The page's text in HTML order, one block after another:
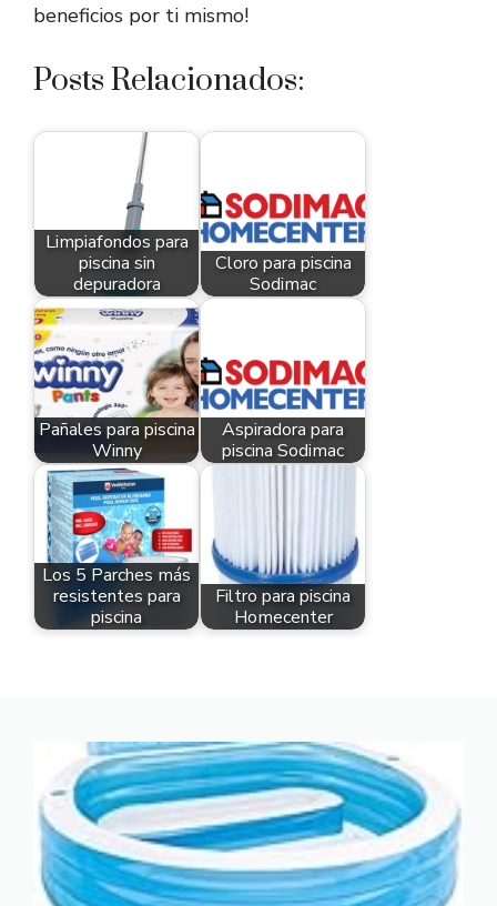
beneficios por ti mismo!
Posts Relacionados:
Limpiafondos para
piscina sin
depuradora
Cloro para piscina
Sodimac
Pañales para piscina
Winny
Aspiradora para
piscina Sodimac
Los 5 Parches más
resistentes para
piscina
Filtro para piscina
Homecenter